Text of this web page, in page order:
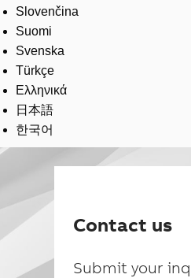
Slovenčina
Suomi
Svenska
Türkçe
Ελληνικά
日本語
한국어
Contact us
Submit your